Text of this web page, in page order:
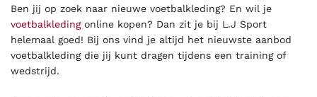
Ben jij op zoek naar nieuwe voetbalkleding? En wil je
voetbalkledingonline kopen? Dan zit je bij L.J Sport
helemaal goed! Bij ons vind je altijd het nieuwste aanbod
voetbalkleding die jij kunt dragen tijdens een training of
wedstrijd.